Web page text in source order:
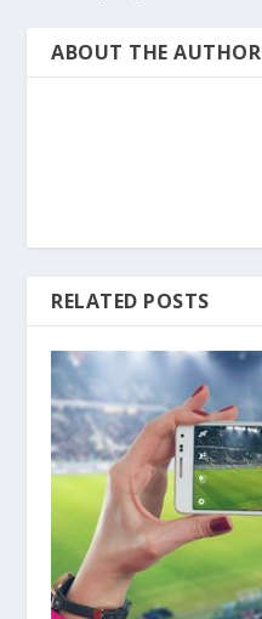
ABOUT THE AUTHOR
RELATED POSTS